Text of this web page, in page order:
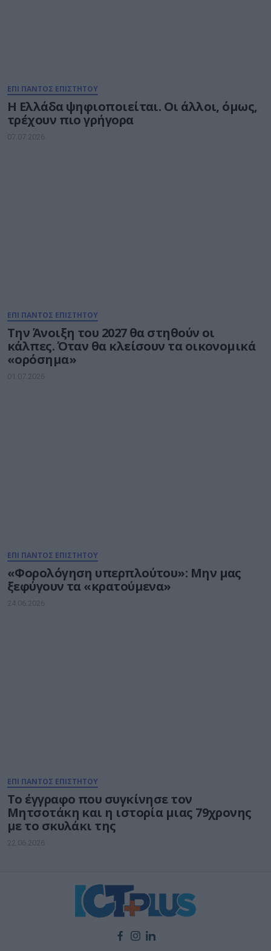
ΕΠΙ ΠΑΝΤΟΣ ΕΠΙΣΤΗΤΟΥ
Η Ελλάδα ψηφιοποιείται. Οι άλλοι, όμως,
τρέχουν πιο γρήγορα
07.07.2026
ΕΠΙ ΠΑΝΤΟΣ ΕΠΙΣΤΗΤΟΥ
Την Άνοιξη του 2027 θα στηθούν οι
κάλπες. Όταν θα κλείσουν τα οικονομικά
«ορόσημα»
01.07.2026
ΕΠΙ ΠΑΝΤΟΣ ΕΠΙΣΤΗΤΟΥ
«Φορολόγηση υπερπλούτου»: Μην μας
ξεφύγουν τα «κρατούμενα»
24.06.2026
ΕΠΙ ΠΑΝΤΟΣ ΕΠΙΣΤΗΤΟΥ
Το έγγραφο που συγκίνησε τον
Μητσοτάκη και η ιστορία μιας 79χρονης
με το σκυλάκι της
22.06.2026